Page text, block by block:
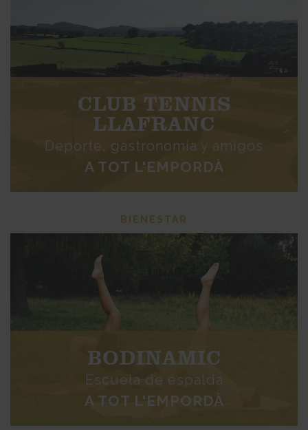
CLUB TENNIS
LLAFRANC
Deporte, gastronomía y amigos
A TOT L'EMPORDÀ
BIENESTAR
BODINAMIC
Escuela de espalda
A TOT L'EMPORDÀ